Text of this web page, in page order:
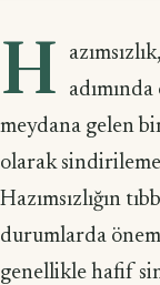
H
meydana gelen
olarak
Hazımsızlığın
durumlarda
genellikle hafif